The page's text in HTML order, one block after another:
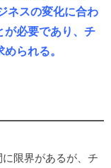
ネスの変化に合わ
が必要であり、チ
られる。
限界があるが、チ